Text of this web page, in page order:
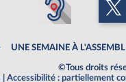
UNE SEMAINE À
©Tous droits
Accessibilité : partiellement